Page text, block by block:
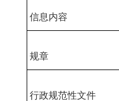
信息内容
规章
行政规范性文件